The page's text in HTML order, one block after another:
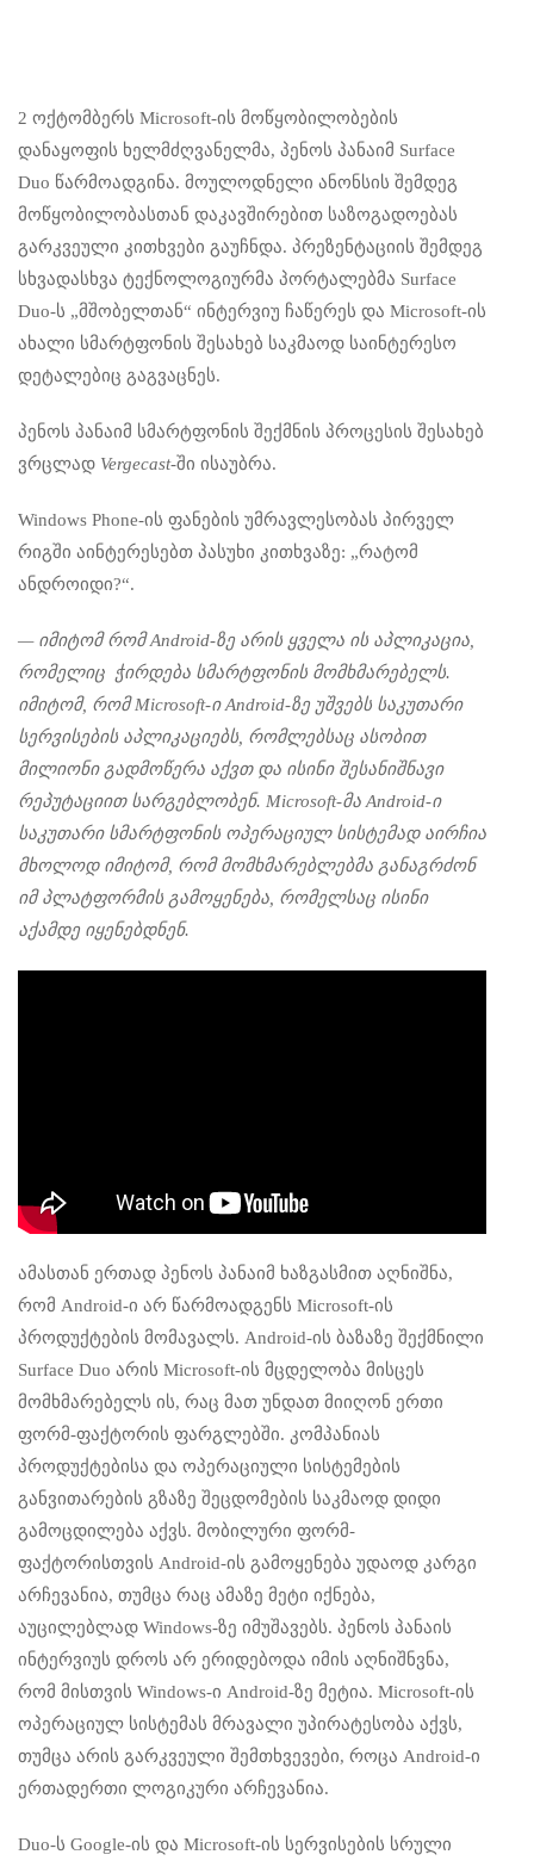
2 ოქტომბერს Microsoft-ის მოწყობილობების
დანაყოფის ხელმძღვანელმა, პენოს პანაიმ Surface
Duo წარმოადგინა. მოულოდნელი ანონსის შემდეგ
მოწყობილობასთან დაკავშირებით საზოგადოებას
გარკვეული კითხვები გაუჩნდა. პრეზენტაციის შემდეგ
სხვადასხვა ტექნოლოგიურმა პორტალებმა Surface
Duo-ს „მშობელთან“ ინტერვიუ ჩაწერეს და Microsoft-ის
ახალი სმარტფონის შესახებ საკმაოდ საინტერესო
დეტალებიც გაგვაცნეს.
პენოს პანაიმ სმარტფონის შექმნის პროცესის შესახებ
ვრცლად Vergecast-ში ისაუბრა.
Windows Phone-ის ფანების უმრავლესობას პირველ
რიგში აინტერესებთ პასუხი კითხვაზე: „რატომ
ანდროიდი?“.
— იმიტომ რომ Android-ზე არის ყველა ის აპლიკაცია,
რომელიც ჭირდება სმარტფონის მომხმარებელს.
იმიტომ, რომ Microsoft-ი Android-ზე უშვებს საკუთარი
სერვისების აპლიკაციებს, რომლებსაც ასობით
მილიონი გადმოწერა აქვთ და ისინი შესანიშნავი
რეპუტაციით სარგებლობენ. Microsoft-მა Android-ი
საკუთარი სმარტფონის ოპერაციულ სისტემად აირჩია
მხოლოდ იმიტომ, რომ მომხმარებლებმა განაგრძონ
იმ პლატფორმის გამოყენება, რომელსაც ისინი
აქამდე იყენებდნენ.
ამასთან ერთად პენოს პანაიმ ხაზგასმით აღნიშნა,
რომ Android-ი არ წარმოადგენს Microsoft-ის
პროდუქტების მომავალს. Android-ის ბაზაზე შექმნილი
Surface Duo არის Microsoft-ის მცდელობა მისცეს
მომხმარებელს ის, რაც მათ უნდათ მიიღონ ერთი
ფორმ-ფაქტორის ფარგლებში. კომპანიას
პროდუქტებისა და ოპერაციული სისტემების
განვითარების გზაზე შეცდომების საკმაოდ დიდი
გამოცდილება აქვს. მობილური ფორმ-
ფაქტორისთვის Android-ის გამოყენება უდაოდ კარგი
არჩევანია, თუმცა რაც ამაზე მეტი იქნება,
აუცილებლად Windows-ზე იმუშავებს. პენოს პანაის
ინტერვიუს დროს არ ერიდებოდა იმის აღნიშნვნა,
რომ მისთვის Windows-ი Android-ზე მეტია. Microsoft-ის
ოპერაციულ სისტემას მრავალი უპირატესობა აქვს,
თუმცა არის გარკვეული შემთხვევები, როცა Android-ი
ერთადერთი ლოგიკური არჩევანია.
Duo-ს Google-ის და Microsoft-ის სერვისების სრული